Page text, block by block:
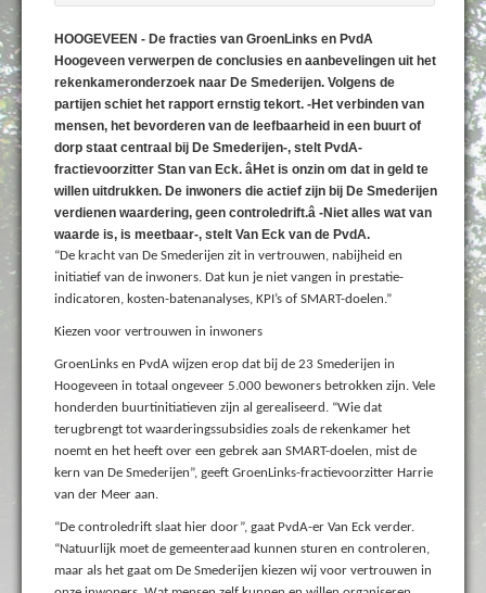
HOOGEVEEN - De fracties van GroenLinks en PvdA
Hoogeveen verwerpen de conclusies en aanbevelingen uit het
rekenkameronderzoek naar De Smederijen. Volgens de
partijen schiet het rapport ernstig tekort. -Het verbinden van
mensen, het bevorderen van de leefbaarheid in een buurt of
dorp staat centraal bij De Smederijen-, stelt PvdA-
fractievoorzitter Stan van Eck. âHet is onzin om dat in geld te
willen uitdrukken. De inwoners die actief zijn bij De Smederijen
verdienen waardering, geen controledrift.â -Niet alles wat van
waarde is, is meetbaar-, stelt Van Eck van de PvdA.
“De kracht van De Smederijen zit in vertrouwen, nabijheid en
initiatief van de inwoners. Dat kun je niet vangen in prestatie-
indicatoren, kosten-batenanalyses, KPI’s of SMART-doelen.”
Kiezen voor vertrouwen in inwoners
GroenLinks en PvdA wijzen erop dat bij de 23 Smederijen in
Hoogeveen in totaal ongeveer 5.000 bewoners betrokken zijn. Vele
honderden buurtinitiatieven zijn al gerealiseerd. “Wie dat
terugbrengt tot waarderingssubsidies zoals de rekenkamer het
noemt en het heeft over een gebrek aan SMART-doelen, mist de
kern van De Smederijen”, geeft GroenLinks-fractievoorzitter Harrie
van der Meer aan.
“De controledrift slaat hier door”, gaat PvdA-er Van Eck verder.
“Natuurlijk moet de gemeenteraad kunnen sturen en controleren,
maar als het gaat om De Smederijen kiezen wij voor vertrouwen in